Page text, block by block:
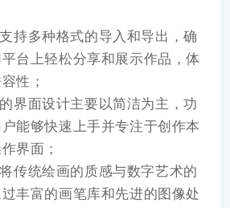
持多种格式的导入和导出，确
台上轻松分享和展示作品，体
性；
界面设计主要以简洁为主，功
能够快速上手并专注于创作本
界面；
传统绘画的质感与数字艺术的
丰富的画笔库和先进的图像处